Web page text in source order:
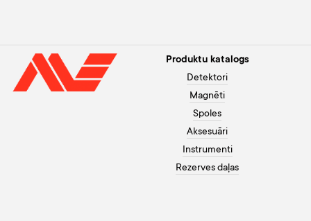
Produktu katalogs
Detektori
Magnēti
Spoles
Aksesuāri
Instrumenti
Rezerves daļas